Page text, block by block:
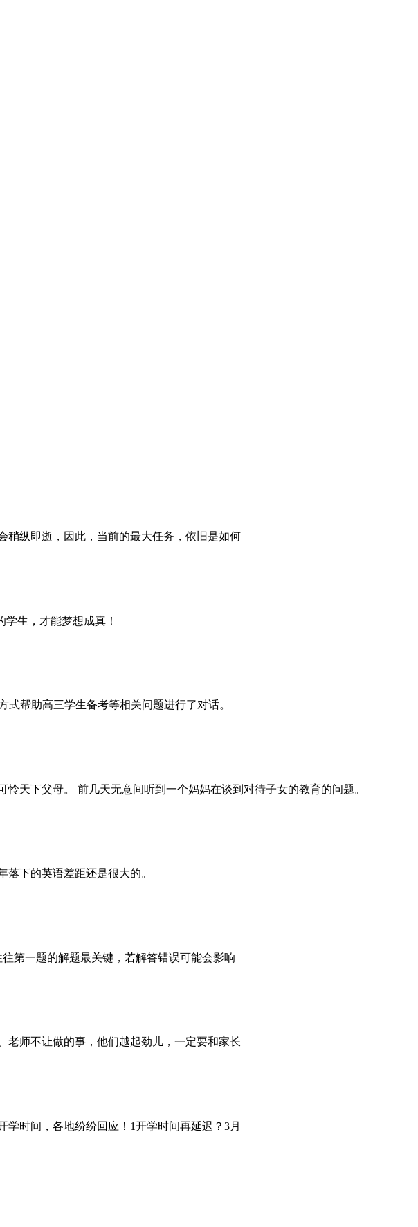
稍纵即逝，因此，当前的最大任务，依旧是如何
生，才能梦想成真！
帮助高三学生备考等相关问题进行了对话。
天下父母。 前几天无意间听到一个妈妈在谈到对待子女的教育的问题。
下的英语差距还是很大的。
第一题的解题最关键，若解答错误可能会影响
老师不让做的事，他们越起劲儿，一定要和家长
时间，各地纷纷回应！1开学时间再延迟？3月